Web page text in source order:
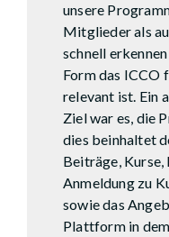
unsere
Mitglieder als
schnell
Form das ICCO
relevant ist. Ein
Ziel war es, die
dies beinhaltet
Beiträge,
Anmeldung zu
sowie das
Plattform in